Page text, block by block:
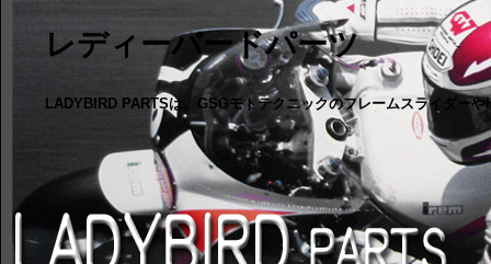
レディーバードパーツ
LADYBIRD PARTSは、GSGモトテクニックのフレームスライダー